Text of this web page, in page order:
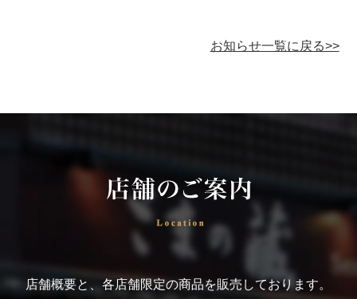
お知らせ一覧に戻る>>
店舗概要と、各店舗限定の商品を販売しております。